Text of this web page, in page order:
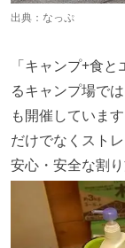
出典： なっぷ
「キャンプ+食
るキャンプ場で
も開催していま
だけでなくスト
安心・安全な割